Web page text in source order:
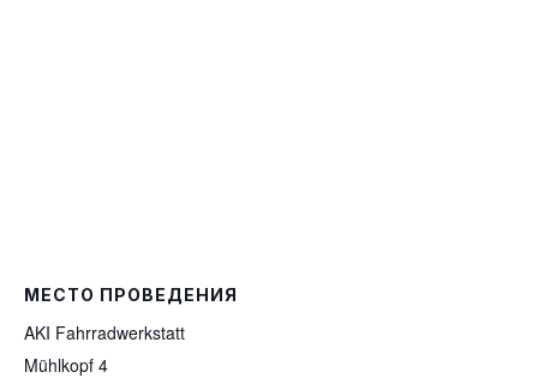
МЕСТО ПРОВЕДЕНИЯ
AKI Fahrradwerkstatt
Mühlkopf 4